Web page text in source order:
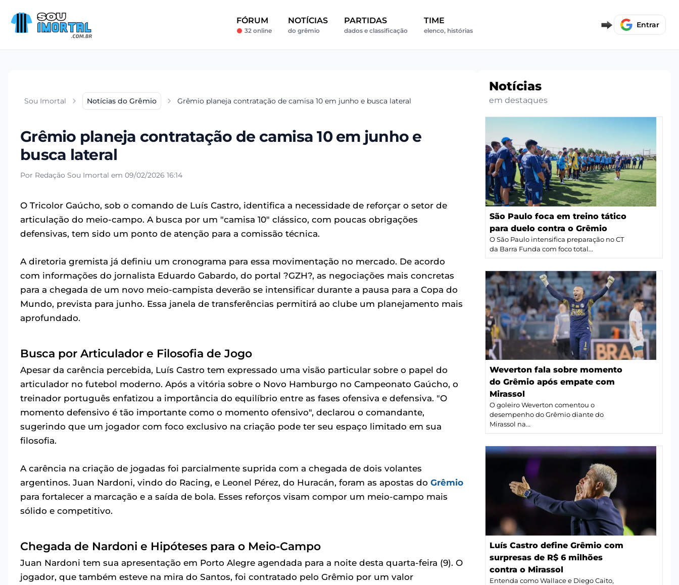
FÓRUM
32 online
NOTÍCIAS
do grêmio
PARTIDAS
dados e classificação
TIME
elenco, histórias
Entrar
Sou Imortal Notícias do Grêmio Grêmio planeja contratação de camisa 10 em junho e busca lateral
Grêmio planeja contratação de camisa 10 em junho e
busca lateral
Por Redação Sou Imortal em 09/02/2026 16:14
O Tricolor Gaúcho, sob o comando de Luís Castro, identifica a necessidade de reforçar o setor de
articulação do meio-campo. A busca por um "camisa 10" clássico, com poucas obrigações
defensivas, tem sido um ponto de atenção para a comissão técnica.
A diretoria gremista já definiu um cronograma para essa movimentação no mercado. De acordo
com informações do jornalista Eduardo Gabardo, do portal ?GZH?, as negociações mais concretas
para a chegada de um novo meio-campista deverão se intensificar durante a pausa para a Copa do
Mundo, prevista para junho. Essa janela de transferências permitirá ao clube um planejamento mais
aprofundado.
Busca por Articulador e Filosofia de Jogo
Apesar da carência percebida, Luís Castro tem expressado uma visão particular sobre o papel do
articulador no futebol moderno. Após a vitória sobre o Novo Hamburgo no Campeonato Gaúcho, o
treinador português enfatizou a importância do equilíbrio entre as fases ofensiva e defensiva. "O
momento defensivo é tão importante como o momento ofensivo", declarou o comandante,
sugerindo que um jogador com foco exclusivo na criação pode ter seu espaço limitado em sua
filosofia.
A carência na criação de jogadas foi parcialmente suprida com a chegada de dois volantes
argentinos. Juan Nardoni, vindo do Racing, e Leonel Pérez, do Huracán, foram as apostas do Grêmio
para fortalecer a marcação e a saída de bola. Esses reforços visam compor um meio-campo mais
sólido e competitivo.
Chegada de Nardoni e Hipóteses para o Meio-Campo
Juan Nardoni tem sua apresentação em Porto Alegre agendada para a noite desta quarta-feira (9). O
jogador, que também esteve na mira do Santos, foi contratado pelo Grêmio por um valor
Notícias
em destaques
São Paulo foca em treino tático
para duelo contra o Grêmio
O São Paulo intensifica preparação no CT
da Barra Funda com foco total...
Weverton fala sobre momento
do Grêmio após empate com
Mirassol
O goleiro Weverton comentou o
desempenho do Grêmio diante do
Mirassol na...
Luís Castro define Grêmio com
surpresas de R$ 6 milhões
contra o Mirassol
Entenda como Wallace e Diego Caito,